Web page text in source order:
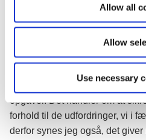
Allow all
Allow
Use necessary
vil være indfaset betydelige
hjemmeværnet.
Forsvarsminister Claus Hjort
politiet, så vi kan frigøre
opgaver. Det handler om at
forhold til de udfordringer, vi i
derfor synes jeg også, det